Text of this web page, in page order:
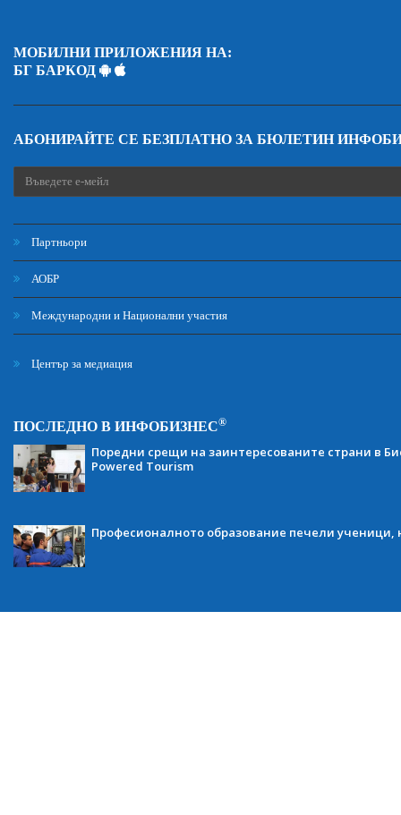
МОБИЛНИ ПРИЛОЖЕНИЯ НА:
БГ БАРКОД
АБОНИРАЙТЕ СЕ БЕЗПЛАТНО ЗА БЮЛЕТИН
Партньори
АОБР
Международни и Национални участия
Център за медиация
ПОСЛЕДНО В ИНФОБИЗНЕС®
Поредни срещи на заинтересованите страни в
Powered Tourism
Професионалното образование печели ученици,